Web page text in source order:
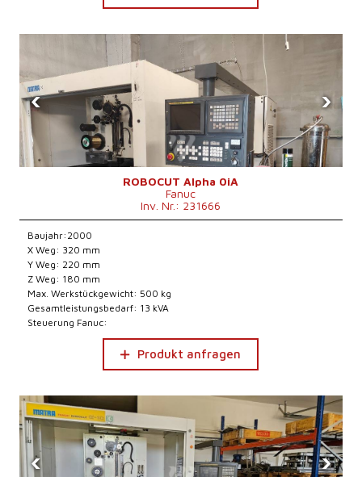
‹ ›
ROBOCUT Alpha 0iA
Fanuc
Inv. Nr.: 231666
Baujahr:2000
X Weg: 320 mm
Y Weg: 220 mm
Z Weg: 180 mm
Max. Werkstückgewicht: 500 kg
Gesamtleistungsbedarf: 13 kVA
Steuerung Fanuc:
Produkt anfragen
‹ ›